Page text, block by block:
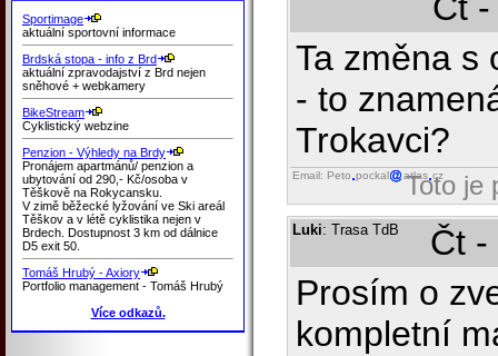
Sportimage
aktuální sportovní informace
Brdská stopa - info z Brd
aktuální zpravodajství z Brd nejen
sněhové + webkamery
BikeStream
Cyklistický webzine
Penzion - Výhledy na Brdy
Pronájem apartmánů/ penzion a
ubytování od 290,- Kč/osoba v
Těškově na Rokycansku.
V zimě běžecké lyžování ve Ski areál
Těškov a v létě cyklistika nejen v
Brdech. Dostupnost 3 km od dálnice
D5 exit 50.
Tomáš Hrubý - Axiory
Portfolio management - Tomáš Hrubý
Více odkazů.
Čt
Ta změna s
- to
Trokavci?
Email: Peto pockal atlas cz
Toto je
Luki: Trasa TdB
Čt -
Prosím o
kompletní